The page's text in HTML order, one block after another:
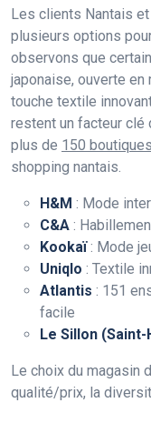
Les clients Nantais
plusieurs options
observons que
japonaise, ouverte en
touche textile
restent un facteur clé
plus de 150 boutiques
shopping nantais.
H&M : Mode
C&A :
Kookaï: Mode
Uniqlo : Textile
Atlantis : 151
facile
Le Sillon
Le choix du magasin
qualité/prix, la